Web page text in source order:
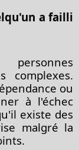
a failli
complexes.
ou
à l'échec
existe des
malgré la